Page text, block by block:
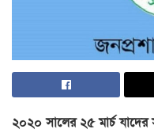
২০২০ সালের ২৫ মার্চ